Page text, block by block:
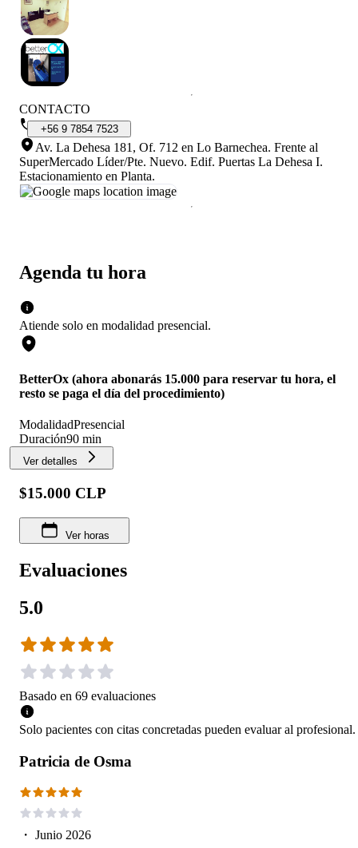
Agenda tu hora
Atiende solo en modalidad presencial.
BetterOx (ahora abonarás 15.000 para reservar tu hora, el
resto se paga el día del procedimiento)
ModalidadPresencial
Duración90 min
Ver detalles
$15.000 CLP
Ver horas
Evaluaciones
5.0
Basado en 69 evaluaciones
Solo pacientes con citas concretadas pueden evaluar al profesional.
Patricia de Osma
・ Junio 2026
CONTACTO
+56 9 7854 7523
Av. La Dehesa 181, Of. 712 en Lo Barnechea. Frente al
SuperMercado Líder/Pte. Nuevo. Edif. Puertas La Dehesa I.
Estacionamiento en Planta.